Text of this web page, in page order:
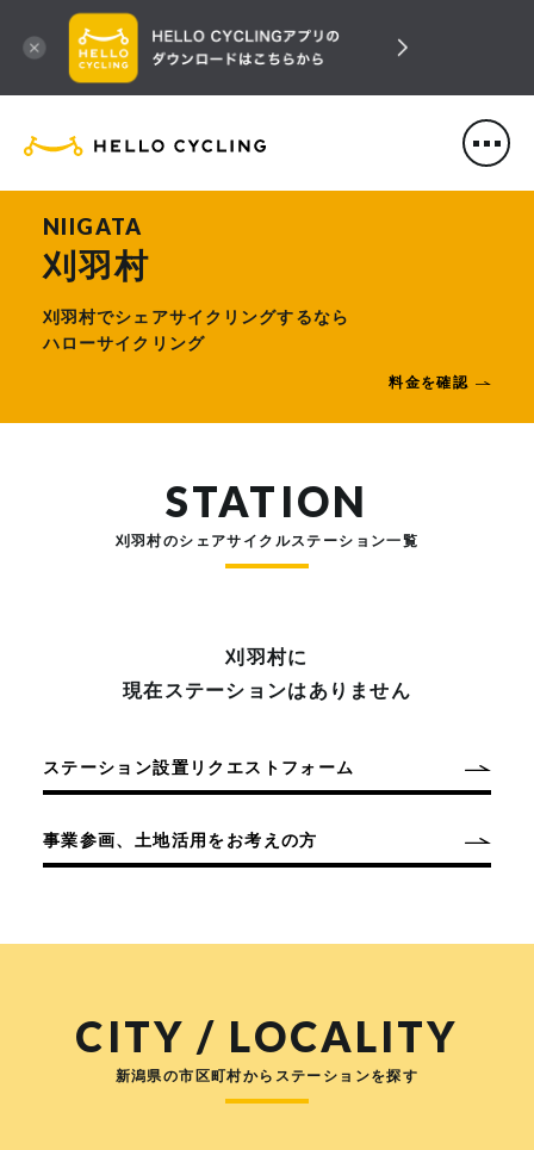
HELLO CYCLING（ハローサ
NIIGATA
刈羽村
刈羽村でシェアサイクリングするなら
ハローサイクリング
料金を確認
STATION
刈羽村のシェアサイクルステーション一覧
刈羽村に
現在ステーションはありません
ステーション設置リクエストフォーム
事業参画、土地活用をお考えの方
CITY / LOCALITY
新潟県の市区町村からステーションを探す